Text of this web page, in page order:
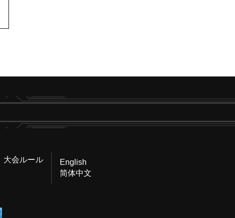
大会ルール
English
简体中文